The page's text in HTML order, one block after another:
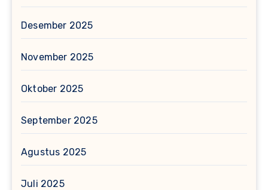
Desember 2025
November 2025
Oktober 2025
September 2025
Agustus 2025
Juli 2025